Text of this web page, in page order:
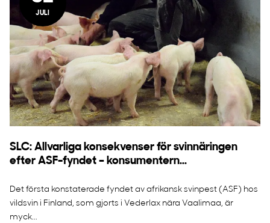
JULI
SLC: Allvarliga konsekvenser för svinnäringen
efter ASF-fyndet – konsumentern...
Det första konstaterade fyndet av afrikansk svinpest (ASF) hos
vildsvin i Finland, som gjorts i Vederlax nära Vaalimaa, är
myck...